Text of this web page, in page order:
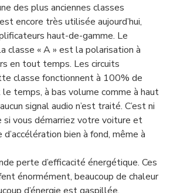
des plus anciennes classes
encore très utilisée aujourd’hui,
haut-de-gamme. Le
classe « A » est la polarisation à
en tout temps. Les circuits
classe fonctionnent à 100% de
temps, à bas volume comme à haut
signal audio n’est traité. C’est ni
si vous démarriez votre voiture et
bien à fond, même à
perte d’efficacité énergétique. Ces
énormément, beaucoup de chaleur